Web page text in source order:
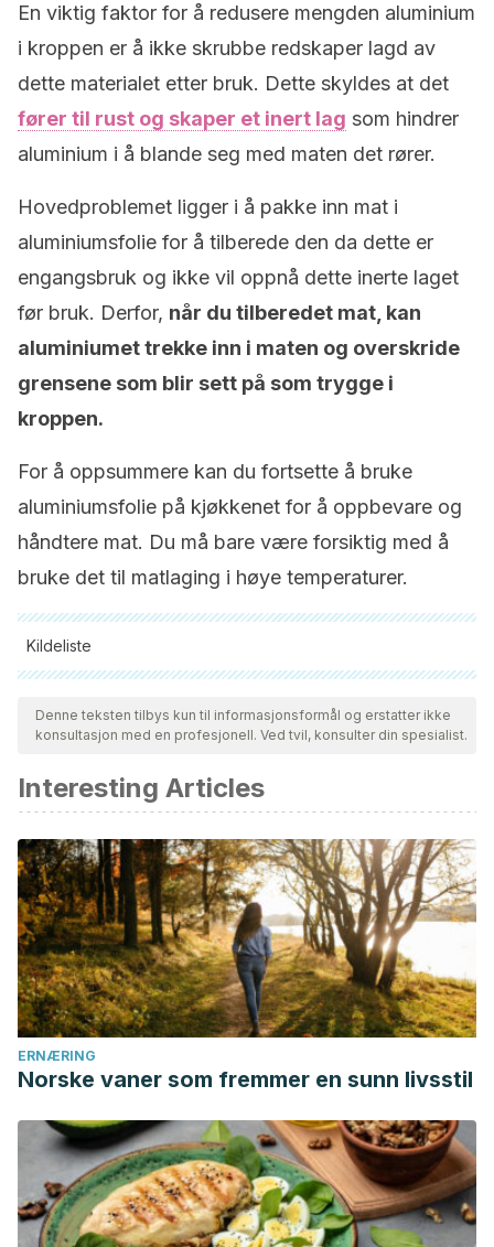
En viktig faktor for å redusere mengden aluminium
i kroppen er å ikke skrubbe redskaper lagd av
dette materialet etter bruk. Dette skyldes at det
fører til rust og skaper et inert lag som hindrer
aluminium i å blande seg med maten det rører.
Hovedproblemet ligger i å pakke inn mat i
aluminiumsfolie for å tilberede den da dette er
engangsbruk og ikke vil oppnå dette inerte laget
før bruk. Derfor, når du tilberedet mat, kan
aluminiumet trekke inn i maten og overskride
grensene som blir sett på som trygge i
kroppen.
For å oppsummere kan du fortsette å bruke
aluminiumsfolie på kjøkkenet for å oppbevare og
håndtere mat. Du må bare være forsiktig med å
bruke det til matlaging i høye temperaturer.
Kildeliste
Alle siterte kilder ble grundig gjennomgått av teamet vårt for å
sikre deres kvalitet, pålitelighet, aktualitet og validitet.
Bibliografien i denne artikkelen ble betraktet som pålitelig og
Crisponi, Guido & Fanni, Daniela & Gerosa, Clara &
Nemolato, Sonia & Nurchi, Valeria & Crespo-Alonso, Miriam
& Lachowicz, Joanna & Faa, Gavino. (2013).The meaning of
aluminium exposure on human health and aluminium-related
diseases.Biomolecular concepts. 4. 77-87. 10.1515/bmc-
2012-0045.
Denne teksten tilbys kun til informasjonsformål og erstatter ikke
konsultasjon med en profesjonell. Ved tvil, konsulter din spesialist.
Interesting Articles
ERNÆRING
Norske vaner som fremmer en sunn livsstil